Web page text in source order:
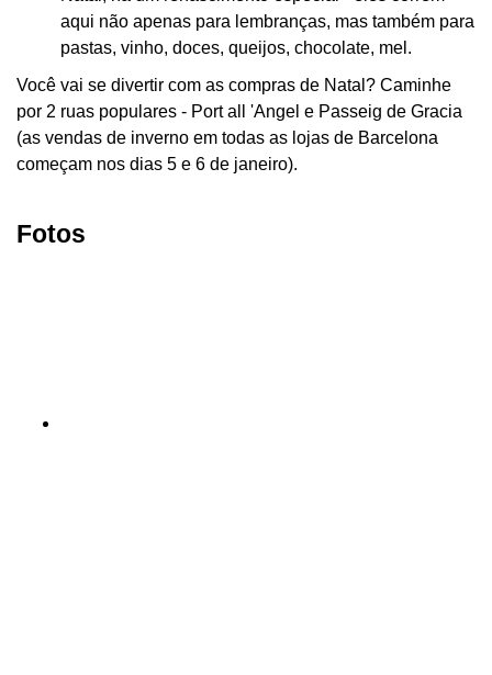
aqui não apenas para lembranças, mas também para
pastas, vinho, doces, queijos, chocolate, mel.
Você vai se divertir com as compras de Natal? Caminhe
por 2 ruas populares - Port all 'Angel e Passeig de Gracia
(as vendas de inverno em todas as lojas de Barcelona
começam nos dias 5 e 6 de janeiro).
Fotos